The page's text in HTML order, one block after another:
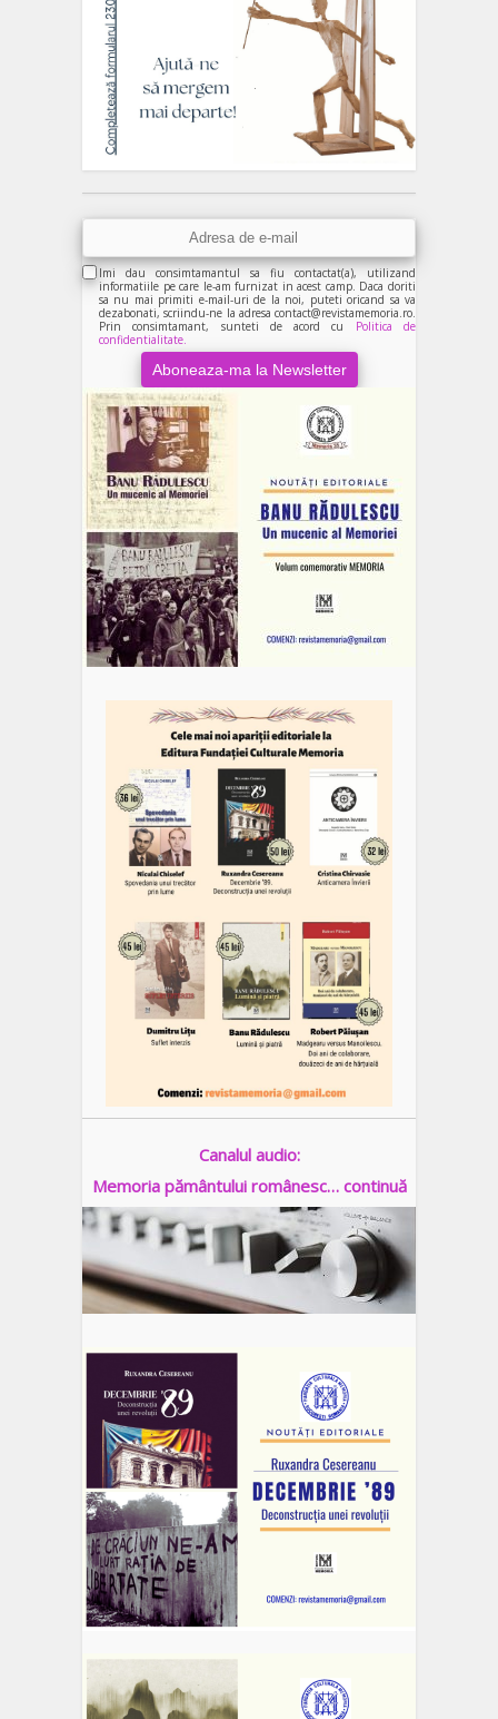
Imi dau consimtamantul sa fiu contactat(a), utilizand
informatiile pe care le-am furnizat in acest camp. Daca doriti
sa nu mai primiti e-mail-uri de la noi, puteti oricand sa va
dezabonati, scriindu-ne la adresa contact@revistamemoria.ro.
Prin consimtamant, sunteti de acord cu Politica de
confidentialitate.
Canalul audio:
Memoria pământului românesc… continuă